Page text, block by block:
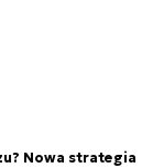
Nowa strategia